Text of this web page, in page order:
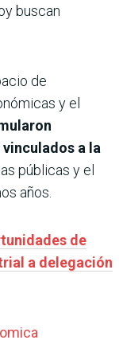
buscan
de
y el
a la
públicas y el
años.
de
a delegación